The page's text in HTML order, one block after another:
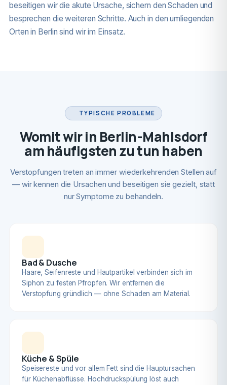
beseitigen wir die akute Ursache, sichern den Schaden und
besprechen die weiteren Schritte. Auch in den umliegenden
Orten in Berlin sind wir im Einsatz.
TYPISCHE PROBLEME
Womit wir in Berlin-Mahlsdorf
am häufigsten zu tun haben
Verstopfungen treten an immer wiederkehrenden Stellen auf
— wir kennen die Ursachen und beseitigen sie gezielt, statt
nur Symptome zu behandeln.
Bad & Dusche
Haare, Seifenreste und Hautpartikel verbinden sich im
Siphon zu festen Pfropfen. Wir entfernen die
Verstopfung gründlich — ohne Schaden am Material.
Küche & Spüle
Speisereste und vor allem Fett sind die Hauptursachen
für Küchenabflüsse. Hochdruckspülung löst auch